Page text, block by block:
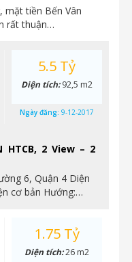
mặt tiền Bến Vân
rất thuận…
HTCB, 2 View – 2
6, Quận 4 Diện
cơ bản Hướng:…
5.5 Tỷ
Diện tích:92,5 m2
Ngày đăng: 9-12-2017
1.75 Tỷ
Diện tích:26 m2